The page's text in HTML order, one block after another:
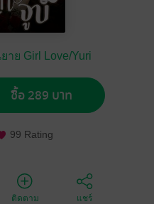
าย Girl Love/Yuri
ซื้อ 289 บาท
99 Rating
ติดตาม แชร์